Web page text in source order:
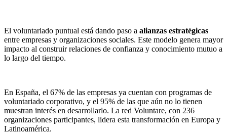
El voluntariado puntual está dando paso a alianzas estratégicas
entre empresas y organizaciones sociales. Este modelo genera mayor
impacto al construir relaciones de confianza y conocimiento mutuo a
lo largo del tiempo.
En España, el 67% de las empresas ya cuentan con programas de
voluntariado corporativo, y el 95% de las que aún no lo tienen
muestran interés en desarrollarlo. La red Voluntare, con 236
organizaciones participantes, lidera esta transformación en Europa y
Latinoamérica.